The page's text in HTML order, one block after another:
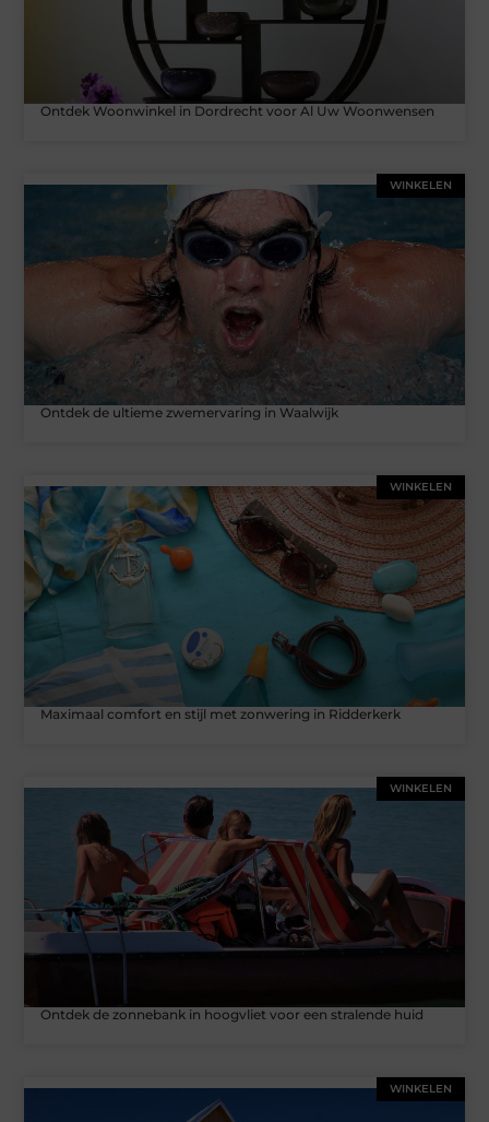
Ontdek Woonwinkel in Dordrecht voor Al Uw Woonwensen
WINKELEN
Ontdek de ultieme zwemervaring in Waalwijk
WINKELEN
Maximaal comfort en stijl met zonwering in Ridderkerk
WINKELEN
Ontdek de zonnebank in hoogvliet voor een stralende huid
WINKELEN